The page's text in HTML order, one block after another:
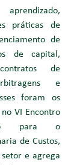
práticas de
de
de capital,
de
e
foram os
VI Encontro
para o
de Custos,
e agrega